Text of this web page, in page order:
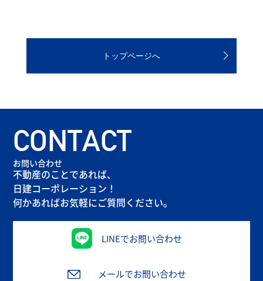
トップページへ
CONTACT
お問い合わせ
不動産のことであれば、
日建コーポレーション！
何かあればお気軽にご質問ください。
LINEでお問い合わせ
メールでお問い合わせ